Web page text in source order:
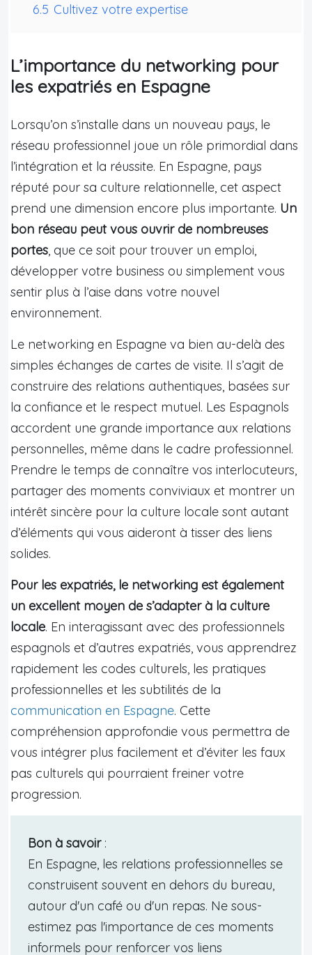
6.5 Cultivez votre expertise
L’importance du networking pour
les expatriés en Espagne
Lorsqu’on s’installe dans un nouveau pays, le
réseau professionnel joue un rôle primordial dans
l’intégration et la réussite. En Espagne, pays
réputé pour sa culture relationnelle, cet aspect
prend une dimension encore plus importante. Un
bon réseau peut vous ouvrir de nombreuses
portes, que ce soit pour trouver un emploi,
développer votre business ou simplement vous
sentir plus à l’aise dans votre nouvel
environnement.
Le networking en Espagne va bien au-delà des
simples échanges de cartes de visite. Il s’agit de
construire des relations authentiques, basées sur
la confiance et le respect mutuel. Les Espagnols
accordent une grande importance aux relations
personnelles, même dans le cadre professionnel.
Prendre le temps de connaître vos interlocuteurs,
partager des moments conviviaux et montrer un
intérêt sincère pour la culture locale sont autant
d’éléments qui vous aideront à tisser des liens
solides.
Pour les expatriés, le networking est également
un excellent moyen de s’adapter à la culture
locale. En interagissant avec des professionnels
espagnols et d’autres expatriés, vous apprendrez
rapidement les codes culturels, les pratiques
professionnelles et les subtilités de la
communication en Espagne. Cette
compréhension approfondie vous permettra de
vous intégrer plus facilement et d’éviter les faux
pas culturels qui pourraient freiner votre
progression.
Bon à savoir:
En Espagne, les relations professionnelles se
construisent souvent en dehors du bureau,
autour d'un café ou d'un repas. Ne sous-
estimez pas l'importance de ces moments
informels pour renforcer vos liens